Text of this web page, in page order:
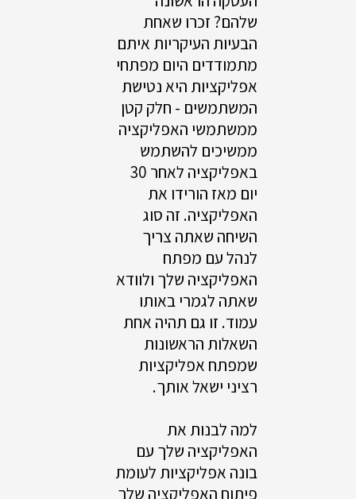
שלהם? זכרו שאחת
הבעיות העיקריות איתם
מתמודדים היום מפתחי
אפליקציות היא נטישת
המשתמשים - חלק קטן
ממשתמשי האפליקציה
ממשיכים להשתמש
באפליקציה לאחר 30
יום מאז הורידו את
האפליקציה. זה סוג
השיחה שאתה צריך
לנהל עם מפתח
האפליקציה שלך ולוודא
שאתה לגמרי באותו
עמוד. זו גם תהיה אחת
השאלות הראשונות
שמפתח אפליקציות
רציני ישאל אותך.
למה לבנות את
האפליקציה שלך עם
בונה אפליקציות לעומת
פיתוח האפליקציה שלך